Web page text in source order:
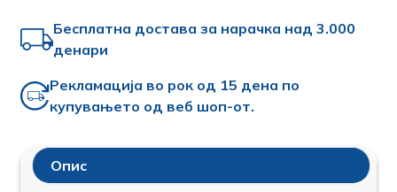
Бесплатна достава за нарачка над 3.000
денари
Рекламација во рок од 15 дена по
купувањето од веб шоп-от.
Опис